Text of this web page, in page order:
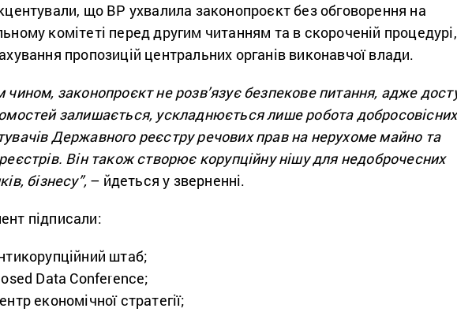
що ВР ухвалила законопроєкт без обговорення на
комітеті перед другим читанням та в скороченій процедурі,
пропозицій центральних органів виконавчої влади.
чином, законопроєкт не розв’язує безпекове питання, адже
залишається, ускладнюється лише робота добросовісних
Державного реєстру речових прав на нерухоме майно та
Він також створює корупційну нішу для недоброчесних
бізнесу”, – йдеться у зверненні.
підписали:
штаб;
Data Conference;
економічної стратегії;